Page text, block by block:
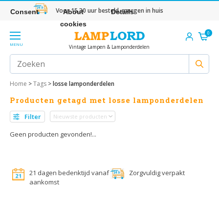
Voor 15.30 uur besteld, morgen in huis
MENU Vintage Lampen & Lamponderdelen
0
Home >Tags >losse lamponderdelen
Producten getagd met losse lamponderdelen
Filter
Geen producten gevonden!...
21 dagen bedenktijd vanaf
aankomst
Zorgvuldig verpakt
Consent
About
cookies
Details